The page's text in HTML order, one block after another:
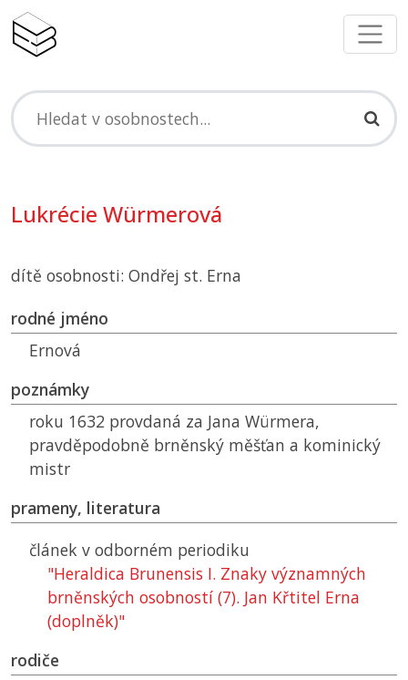
Lukrécie Würmerová
dítě osobnosti: Ondřej st. Erna
rodné jméno
Ernová
poznámky
roku 1632 provdaná za Jana Würmera,
pravděpodobně brněnský měšťan a kominický
mistr
prameny, literatura
článek v odborném periodiku
"Heraldica Brunensis I. Znaky významných
brněnských osobností (7). Jan Křtitel Erna
(doplněk)"
rodiče